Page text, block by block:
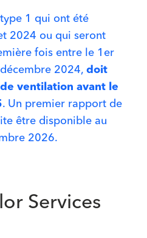
1 qui ont été
2024 ou qui seront
fois entre le 1er
2024,doit
ventilation avant le
. Un premier rapport de
être disponible au
2026.
Services